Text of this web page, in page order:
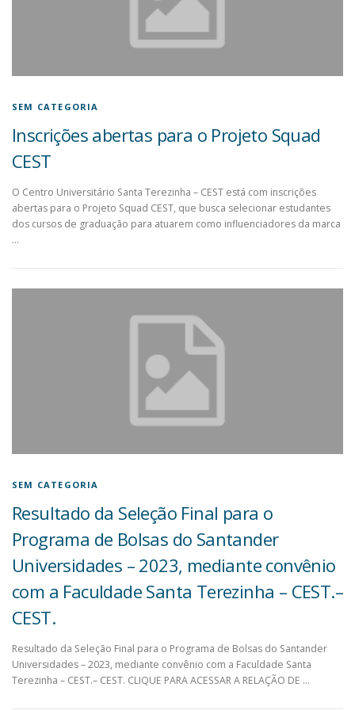
SEM CATEGORIA
Inscrições abertas para o Projeto Squad
CEST
O Centro Universitário Santa Terezinha – CEST está com inscrições
abertas para o Projeto Squad CEST, que busca selecionar estudantes
dos cursos de graduação para atuarem como influenciadores da marca
…
SEM CATEGORIA
Resultado da Seleção Final para o
Programa de Bolsas do Santander
Universidades – 2023, mediante convênio
com a Faculdade Santa Terezinha – CEST.–
CEST.
Resultado da Seleção Final para o Programa de Bolsas do Santander
Universidades – 2023, mediante convênio com a Faculdade Santa
Terezinha – CEST.– CEST. CLIQUE PARA ACESSAR A RELAÇÃO DE …